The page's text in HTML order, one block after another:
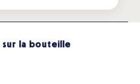
sur la bouteille